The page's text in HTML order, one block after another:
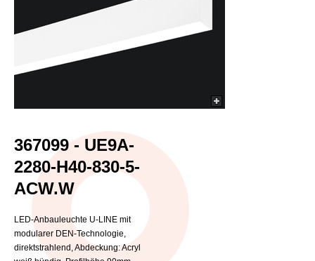
367099 - UE9A-
2280-H40-830-5-
ACW.W
LED-Anbauleuchte U-LINE mit
modularer DEN-Technologie,
direktstrahlend, Abdeckung: Acryl